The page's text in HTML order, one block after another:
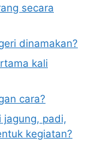
secara
dinamakan?
kali
cara?
jagung, padi,
kegiatan?